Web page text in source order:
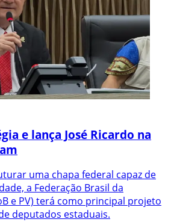
e lança José Ricardo na
uma chapa federal capaz de
a Federação Brasil da
e PV) terá como principal projeto
deputados estaduais.